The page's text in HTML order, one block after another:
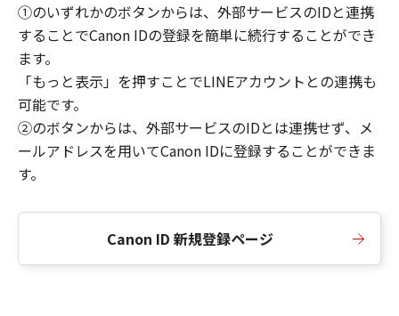
①のいずれかのボタンからは、外部サービスのIDと連携
することでCanon IDの登録を簡単に続行することができ
ます。
「もっと表示」を押すことでLINEアカウントとの連携も
可能です。
②のボタンからは、外部サービスのIDとは連携せず、メ
ールアドレスを用いてCanon IDに登録することができま
す。
Canon ID 新規登録ページ